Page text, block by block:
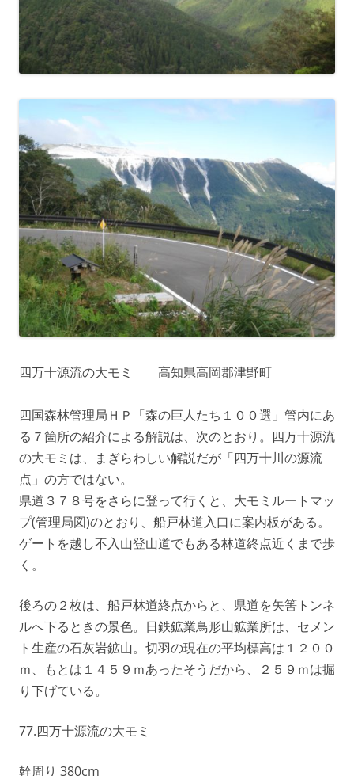
四万十源流の大モミ 高知県高岡郡津野町
四国森林管理局ＨＰ「森の巨人たち１００選」管内にあ
る７箇所の紹介による解説は、次のとおり。四万十源流
の大モミは、まぎらわしい解説だが「四万十川の源流
点」の方ではない。
県道３７８号をさらに登って行くと、大モミルートマッ
プ(管理局図)のとおり、船戸林道入口に案内板がある。
ゲートを越し不入山登山道でもある林道終点近くまで歩
く。
後ろの２枚は、船戸林道終点からと、県道を矢筈トンネ
ルへ下るときの景色。日鉄鉱業鳥形山鉱業所は、セメン
ト生産の石灰岩鉱山。切羽の現在の平均標高は１２００
ｍ、もとは１４５９ｍあったそうだから、２５９ｍは掘
り下げている。
77.四万十源流の大モミ
幹周り 380cm